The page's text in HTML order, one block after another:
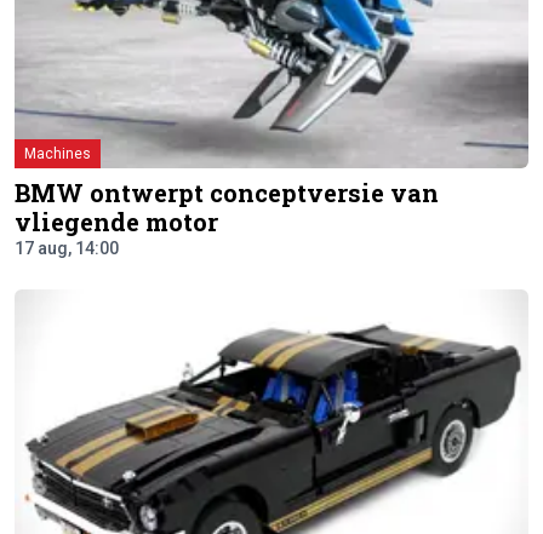
Machines
BMW ontwerpt conceptversie van
vliegende motor
17 aug, 14:00